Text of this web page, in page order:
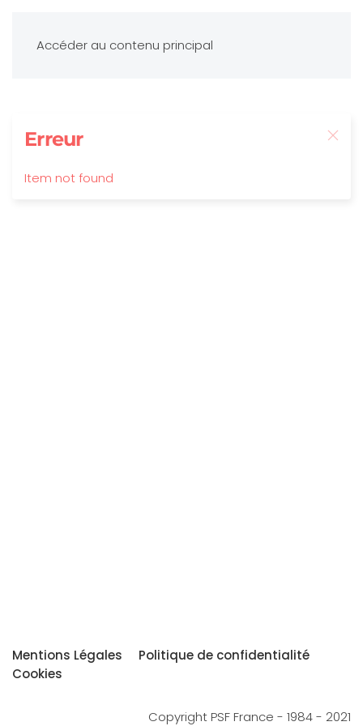
Accéder au contenu principal
Erreur
Item not found
Mentions Légales
Politique de confidentialité
Cookies
Copyright PSF France - 1984 - 2021